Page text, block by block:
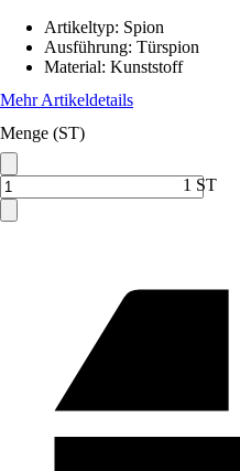
Artikeltyp: Spion
Ausführung: Türspion
Material: Kunststoff
Mehr Artikeldetails
Menge (ST)
1 ST